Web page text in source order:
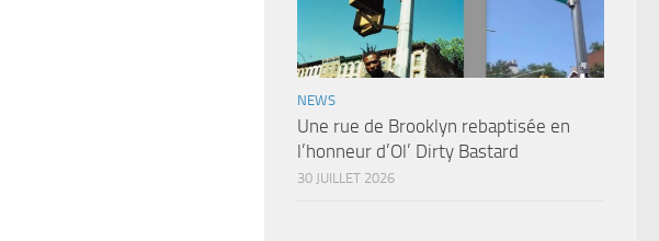
NEWS
Une rue de Brooklyn rebaptisée en
l’honneur d’Ol’ Dirty Bastard
30 JUILLET 2026